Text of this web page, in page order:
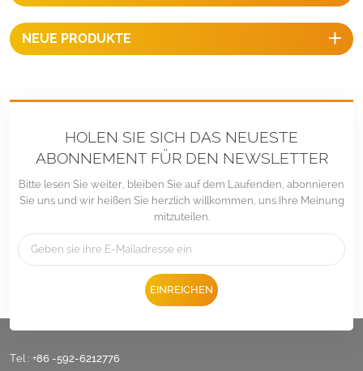
Aluminium und Edelstahl
machen sie langlebig und
bieten über einen langen
Zeitraum optimale Leistung.
NEUE PRODUKTE
HOLEN SIE SICH DAS NEUESTE
ABONNEMENT FÜR DEN NEWSLETTER
Bitte lesen Sie weiter, bleiben Sie auf dem Laufenden, abonnieren
Sie uns und wir heißen Sie herzlich willkommen, uns Ihre Meinung
mitzuteilen.
EINREICHEN
Tel : +86 -592-6212776